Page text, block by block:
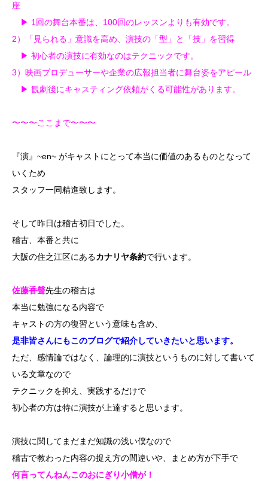
座
▶︎ 1回の舞台本番は、100回のレッスンよりも有効です。
2）「見られる」意識を高め、演技の「型」と「技」を習得
▶︎ 初心者の演技に有効なのはテクニックです。
3）映画プロデューサーや企業の広報担当者に舞台姿をアピール
▶︎ 観劇後にキャスティング依頼がくる可能性があります。
〜〜〜ここまで〜〜〜
『演』~en~ がキャストにとって本当に価値のあるものとなって
いくため
スタッフ一同精進致します。
そして昨日は稽古初日でした。
稽古、本番と共に
大阪の住之江区にあるカナリヤ条約で行います。
佐藤香聲先生の稽古は
本当に勉強になる内容で
キャストの方の復習という意味も含め、
是非皆さんにもこのブログで紹介していきたいと思います。
ただ、感情論ではなく、論理的に演技というものに対して書いて
いる文章なので
テクニックを抑え、実践するだけで
初心者の方は特に演技が上達すると思います。
演技に関してまだまだ知識の浅い僕なので
稽古で教わった内容の捉え方の間違いや、まとめ方が下手で
何言ってんねんこのおにぎり小僧が！